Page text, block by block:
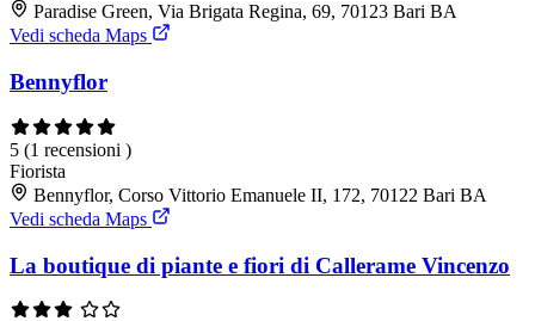
Paradise Green, Via Brigata Regina, 69, 70123 Bari BA
Vedi scheda Maps
Bennyflor
5 (1 recensioni )
Fiorista
Bennyflor, Corso Vittorio Emanuele II, 172, 70122 Bari BA
Vedi scheda Maps
La boutique di piante e fiori di Callerame Vincenzo